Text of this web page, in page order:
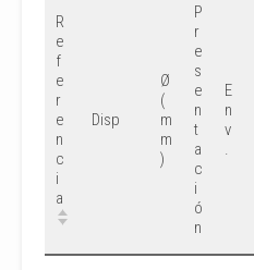
R
e
f
e
r
e
n
c
i
a
Disp
Ø
(
m
m
)
P
r
e
s
e
n
t
a
c
i
ó
n
E
n
v